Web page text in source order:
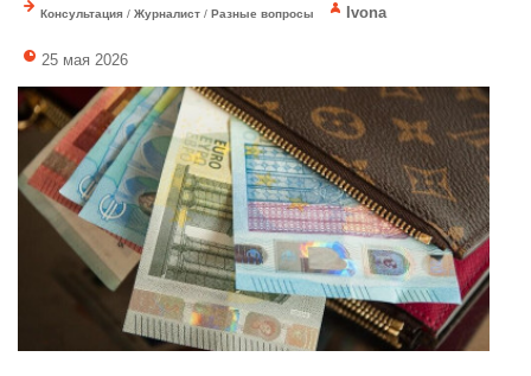
Консультация / Журналист / Разные вопросы Ivona
25 мая 2026